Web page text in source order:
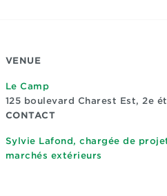
VENUE
Le Camp
125 boulevard Charest Est, 2e
CONTACT
Sylvie Lafond, chargée de
marchés extérieurs